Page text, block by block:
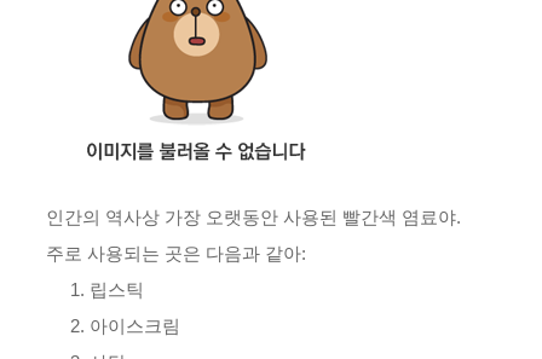
인간의 역사상 가장 오랫동안 사용된 빨간색 염료야.
주로 사용되는 곳은 다음과 같아:
1. 립스틱
2. 아이스크림